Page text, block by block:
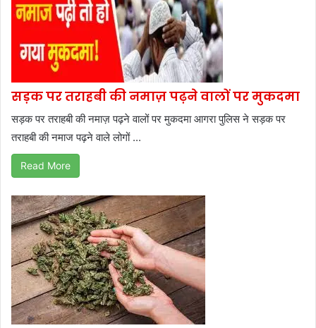
सड़क पर तराहबी की नमाज़ पढ़ने वालों पर मुकदमा
सड़क पर तराहबी की नमाज़ पढ़ने वालों पर मुकदमा आगरा पुलिस ने सड़क पर
तराहबी की नमाज पढ़ने वाले लोगों ...
Read More